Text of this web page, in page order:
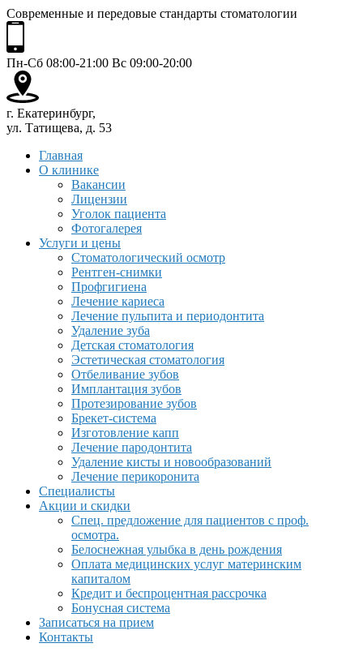
Современные и передовые стандарты стоматологии
Пн-Сб 08:00-21:00 Вс 09:00-20:00
г. Екатеринбург,
ул. Татищева, д. 53
Главная
О клинике
Вакансии
Лицензии
Уголок пациента
Фотогалерея
Услуги и цены
Стоматологический осмотр
Рентген-снимки
Профгигиена
Лечение кариеса
Лечение пульпита и периодонтита
Удаление зуба
Детская стоматология
Эстетическая стоматология
Отбеливание зубов
Имплантация зубов
Протезирование зубов
Брекет-система
Изготовление капп
Лечение пародонтита
Удаление кисты и новообразований
Лечение перикоронита
Специалисты
Акции и скидки
Спец. предложение для пациентов с проф.
осмотра.
Белоснежная улыбка в день рождения
Оплата медицинских услуг материнским
капиталом
Кредит и беспроцентная рассрочка
Бонусная система
Записаться на прием
Контакты